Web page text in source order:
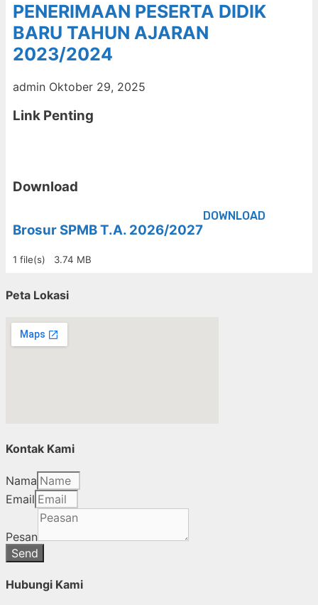
PENERIMAAN PESERTA DIDIK
BARU TAHUN AJARAN
2023/2024
admin Oktober 29, 2025
Link Penting
Download
Brosur SPMB T.A. 2026/2027
1 file(s) 3.74 MB
DOWNLOAD
Peta Lokasi
Kontak Kami
Nama
Email
Pesan
Send
Hubungi Kami